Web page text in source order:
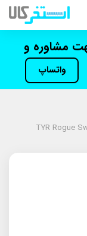
مشاوره و
واتساپ